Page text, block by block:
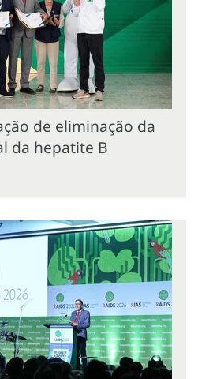
de eliminação da
da hepatite B